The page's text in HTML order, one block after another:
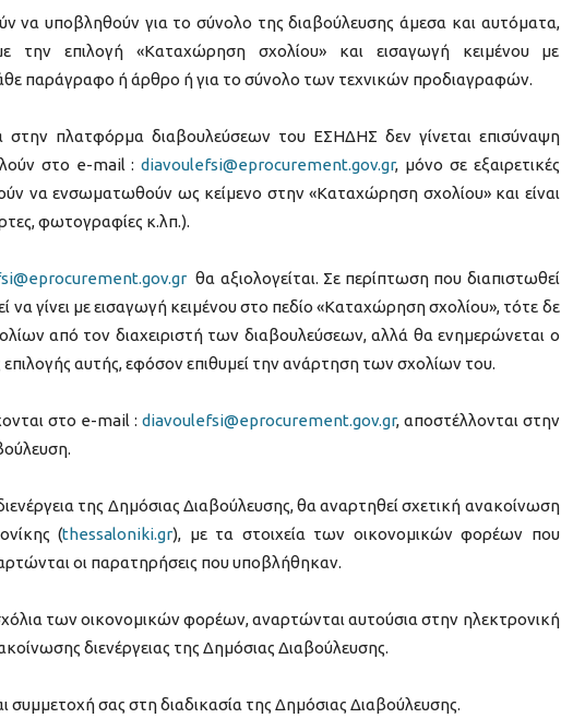
να υποβληθούν για το σύνολο της διαβούλευσης άμεσα και αυτόματα,
επιλογή «Καταχώρηση σχολίου» και εισαγωγή κειμένου με
παράγραφο ή άρθρο ή για το σύνολο των τεχνικών προδιαγραφών.
στην πλατφόρμα διαβουλεύσεων του ΕΣΗΔΗΣ δεν γίνεται επισύναψη
στο e-mail :diavoulefsi@eprocurement.gov.gr, μόνο σε εξαιρετικές
να ενσωματωθούν ως κείμενο στην «Καταχώρηση σχολίου» και είναι
φωτογραφίες κ.λπ.).
θα αξιολογείται. Σε περίπτωση που διαπιστωθεί
γίνει με εισαγωγή κειμένου στο πεδίο «Καταχώρηση σχολίου», τότε δε
από τον διαχειριστή των διαβουλεύσεων, αλλά θα ενημερώνεται ο
αυτής, εφόσον επιθυμεί την ανάρτηση των σχολίων του.
στο e-mail : diavoulefsi@eprocurement.gov.gr, αποστέλλονται στην
της Δημόσιας Διαβούλευσης, θα αναρτηθεί σχετική ανακοίνωση
(thessaloniki.gr), με τα στοιχεία των οικονομικών φορέων που
οι παρατηρήσεις που υποβλήθηκαν.
των οικονομικών φορέων, αναρτώνται αυτούσια στην ηλεκτρονική
διενέργειας της Δημόσιας Διαβούλευσης.
συμμετοχή σας στη διαδικασία της Δημόσιας Διαβούλευσης.